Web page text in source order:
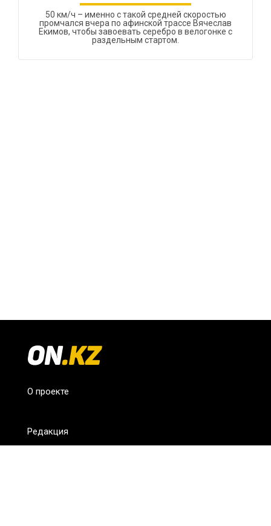
50 км/ч – именно с такой средней скоростью
промчался вчера по афинской трассе Вячеслав
Екимов, чтобы завоевать серебро в велогонке с
раздельным стартом.
О проекте
Редакция